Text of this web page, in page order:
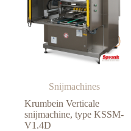
Snijmachines
Krumbein Verticale
snijmachine, type KSSM-
V1.4D